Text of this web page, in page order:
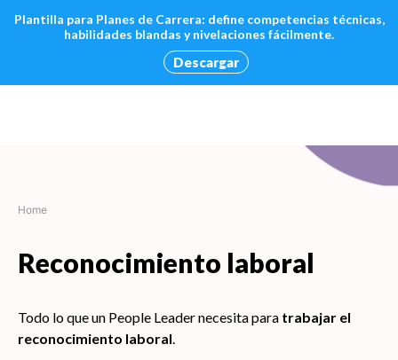
Plantilla para Planes de Carrera: define competencias técnicas,
habilidades blandas y nivelaciones fácilmente.
Descargar
Home
Reconocimiento laboral
Todo lo que un People Leader necesita para trabajar el
reconocimiento laboral.